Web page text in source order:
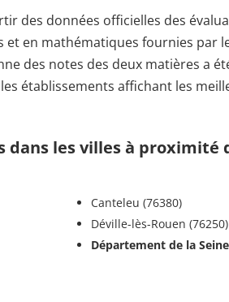
des données officielles des
et en mathématiques fournies par
des notes des deux matières a
établissements affichant les
dans les villes à proximité
Canteleu (76380)
Déville-lès-Rouen (76250)
Département de la